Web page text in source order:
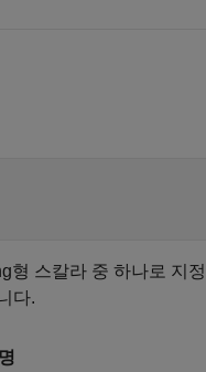
형 스칼라 중 하나로 지
다.